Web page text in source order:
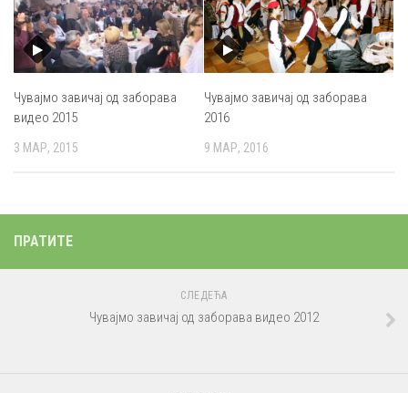
Чувајмо завичај од заборава
видео 2015
3 МАР, 2015
Чувајмо завичај од заборава
2016
9 МАР, 2016
ПРАТИТЕ
СЛЕДЕЋА
Чувајмо завичај од заборава видео 2012